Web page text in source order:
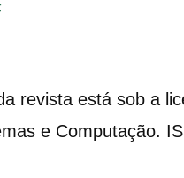
revista está sob a
e Computação.